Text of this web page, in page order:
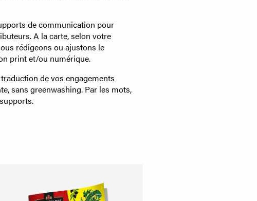
de communication pour
A la carte, selon votre
rédigeons ou ajustons le
print et/ou numérique.
de vos engagements
sans greenwashing. Par les mots,